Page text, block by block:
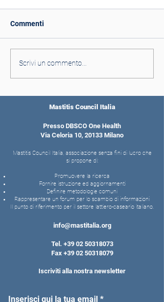
Costi e redditività dei
canadese (PARTE 2)
Commenti
Scrivi un commento...
Mastitis Council Italia
Presso DBSCO One Health
Via Celoria 10, 20133 Milano
Mastitis Council Italia, associazione senza fini di lucro che
si propone di:
Promuovere la ricerca
Fornire istruzione ed aggiornamenti
Definire metodologie comuni
Rappresentare un forum per lo scambio di informazioni
Il punto di riferimento per il settore lattiero-caseario italiano.
info@mastitalia.org
Tel. +39 02 50318073
Fax +39 02 50318079
Iscriviti alla nostra newsletter
Inserisci qui la tua email